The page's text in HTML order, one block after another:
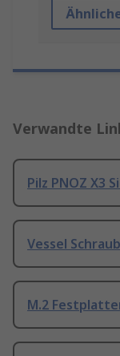
Verwandte
Pilz PNOZ X3
Vessel
M.2